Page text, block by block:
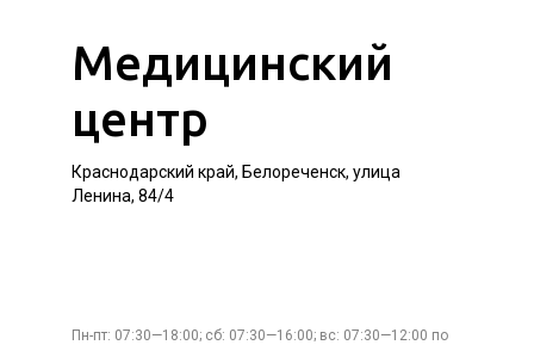
Медицинский
центр
Краснодарский край, Белореченск, улица
Ленина, 84/4
Пн-пт: 07:30—18:00; сб: 07:30—16:00; вс: 07:30—12:00 по